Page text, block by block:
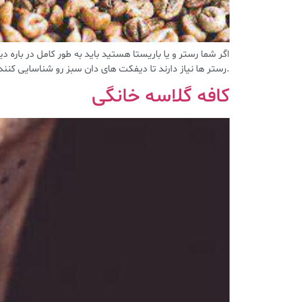
اگر شما رستر و یا باریستا هستید باید به طور کامل
.رستر ها نیاز دارند تا دیفکت های دان سبز رو شناسایی
کافه گلاسه خانگی